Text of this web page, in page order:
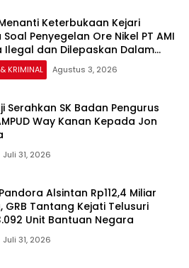
Keterbukaan Kejari
Penyegelan Ore Nikel PT AMI
Ilegal dan Dilepaskan Dalam
KRIMINAL Agustus 3, 2026
Serahkan SK Badan Pengurus
Way Kanan Kepada Jon
Juli 31, 2026
Alsintan Rp112,4 Miliar
GRB Tantang Kejati Telusuri
Unit Bantuan Negara
Juli 31, 2026